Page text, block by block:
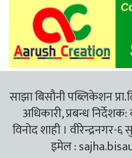
साझा बिसौनी पब्लिकेशन
अधिकारी, प्रबन्ध
विनोद शाही । वीरेन्द्रनगर-
इमेल :